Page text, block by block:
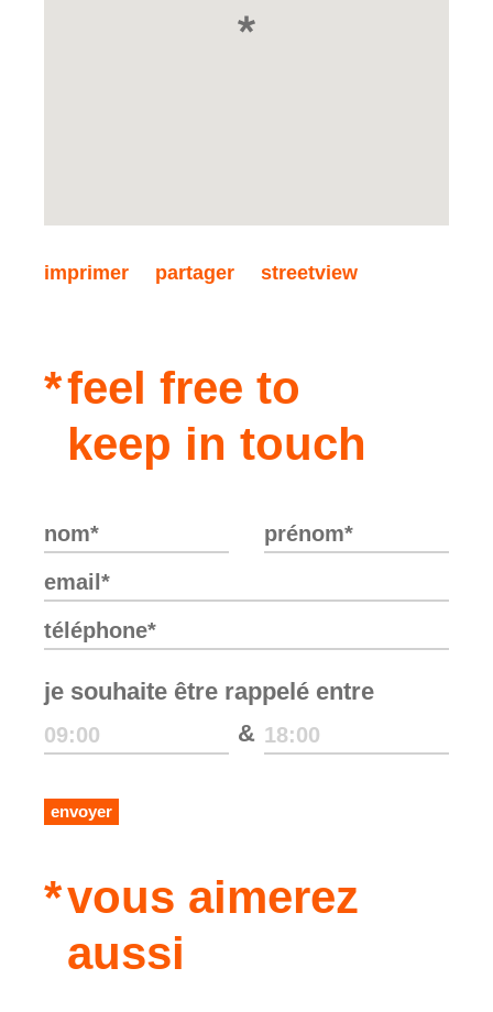
imprimer partager streetview
feel free to
keep in touch
je souhaite être rappelé entre
&
envoyer
vous aimerez
aussi